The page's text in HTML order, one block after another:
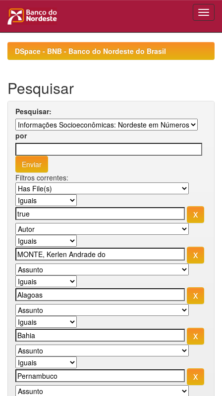
navigationDSpace - BNB - Banco do Nordeste do Brasil
Pesquisar
Pesquisar:
por
Filtros correntes: